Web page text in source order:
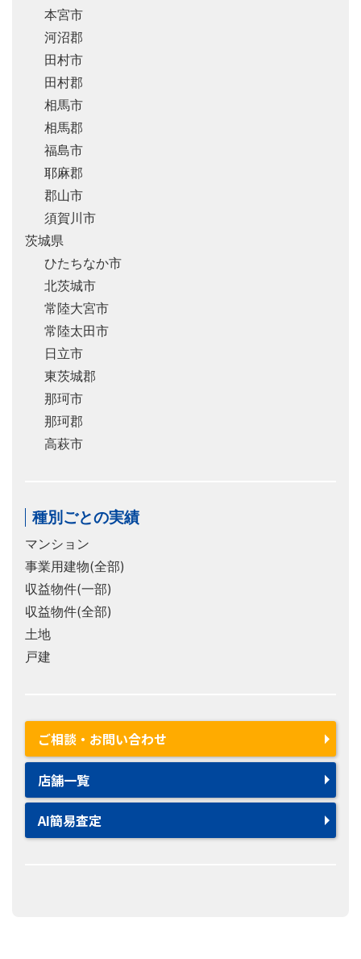
本宮市
河沼郡
田村市
田村郡
相馬市
相馬郡
福島市
耶麻郡
郡山市
須賀川市
茨城県
ひたちなか市
北茨城市
常陸大宮市
常陸太田市
日立市
東茨城郡
那珂市
那珂郡
高萩市
種別ごとの実績
マンション
事業用建物(全部)
収益物件(一部)
収益物件(全部)
土地
戸建
ご相談・お問い合わせ
店舗一覧
AI簡易査定